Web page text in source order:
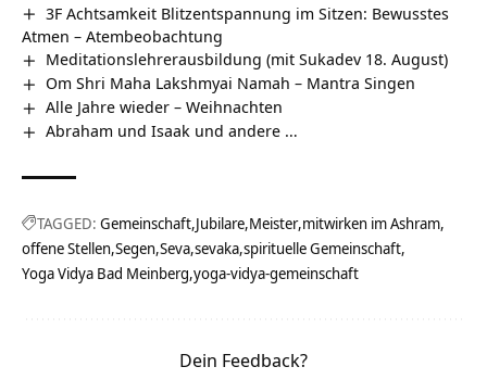
3F Achtsamkeit Blitzentspannung im Sitzen: Bewusstes
Atmen – Atembeobachtung
Meditationslehrerausbildung (mit Sukadev 18. August)
Om Shri Maha Lakshmyai Namah – Mantra Singen
Alle Jahre wieder – Weihnachten
Abraham und Isaak und andere …
TAGGED: Gemeinschaft Jubilare Meister mitwirken im Ashram
offene Stellen Segen Seva sevaka spirituelle Gemeinschaft
Yoga Vidya Bad Meinberg yoga-vidya-gemeinschaft
Dein Feedback?